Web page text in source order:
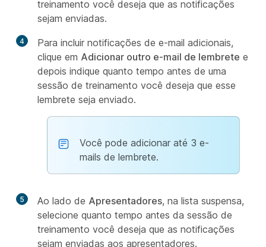
treinamento você deseja que as notificações
sejam enviadas.
4
Para incluir notificações de e-mail adicionais,
clique em Adicionar outro e-mail de lembrete e
depois indique quanto tempo antes de uma
sessão de treinamento você deseja que esse
lembrete seja enviado.
Você pode adicionar até 3 e-
mails de lembrete.
5 Ao lado de Apresentadores, na lista suspensa,
selecione quanto tempo antes da sessão de
treinamento você deseja que as notificações
sejam enviadas aos apresentadores.